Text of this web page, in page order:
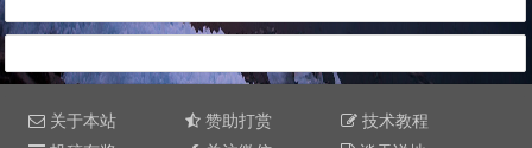
关于本站 赞助打赏
技术教程